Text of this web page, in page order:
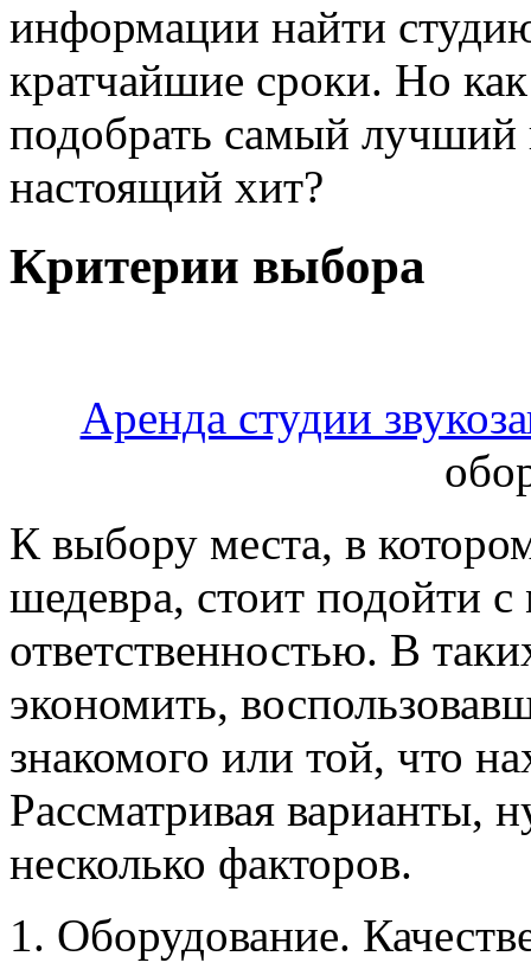
информации найти
кратчайшие сроки. Но
подобрать самый лучший
настоящий хит?
Критерии выбора
Аренда студии
К выбору места, в
шедевра, стоит подойти
ответственностью. В
экономить,
знакомого или той, что
Рассматривая варианты,
несколько факторов.
Оборудование.